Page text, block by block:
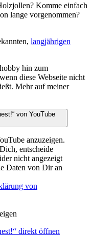
Komme einfach
lange vorgenommen?
langjährigen
hin zum
diese Webseite nicht
Mehr auf meiner
von YouTube
anzuzeigen.
entscheide
nicht angezeigt
Daten von Dir an
von
direkt öffnen